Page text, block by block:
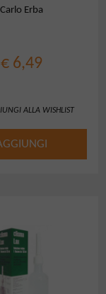
900 mg
Carlo Erba
€ 6,49
ALLA WISHLIST